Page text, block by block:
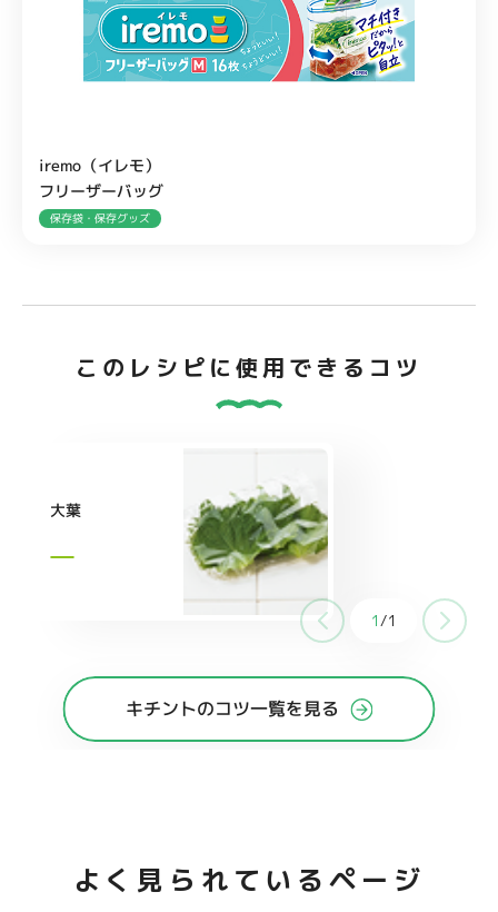
iremo（イレモ）
フリーザーバッグ
保存袋・保存グッズ
このレシピに使用できるコツ
大葉
1/1
キチントのコツ一覧を見る
よく見られているページ